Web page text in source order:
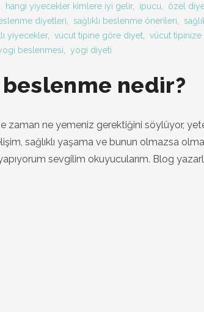
hangi yiyecekler kimlere iyi gelir, ipucu özel
diyetleri sağlıklı beslenme önerileri
yiyecekler, vücut tipine göre diyet vücut
beslenmesi yogi diyeti
nedir?
zaman ne yemeniz gerektiğini söylüyor,
sağlıklı yaşama ve bunun olmazsa
sevgilim okuyucularım. Blog